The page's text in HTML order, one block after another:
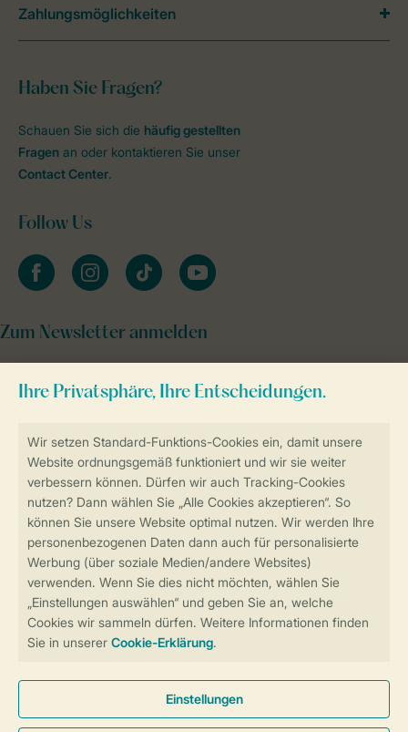
Sicherstellung Deiner Privatsphäre
Sicher und schnell zur Online-Buchung
Sichere Datenübertragung
Sicheres Bezahlen
Haben Sie Fragen?
Schauen Sie sich die häufig gestellten
Fragen an oder kontaktieren Sie unser
Contact Center.
Follow Us
facebookinstagramtiktok youtube
Zum Newsletter anmelden
Zahlungsmöglichkeiten